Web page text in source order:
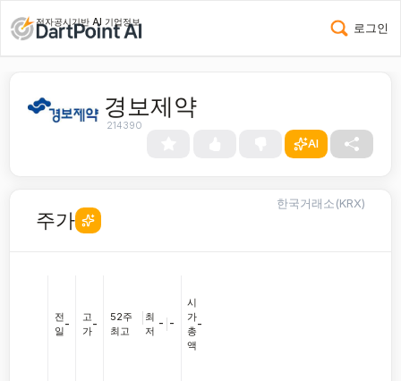
전자공시기반 AI 기업정보 로그인
경보제약
214390
AI
주가
한국거래소(KRX)
전
일
-
고
가
-
52주
최고
최
저
- -
시
가
총
액
-